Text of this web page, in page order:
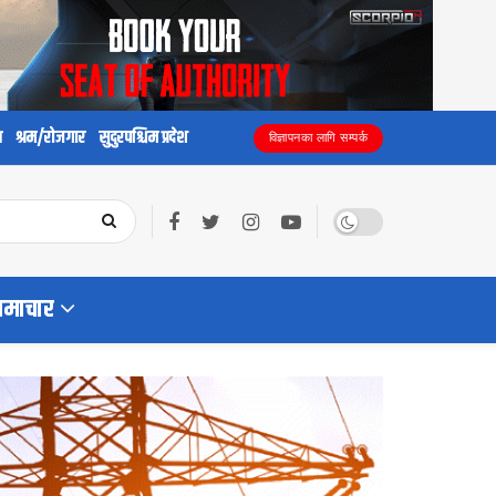
श्रम/रोजगार सुदुरपश्चिम प्रदेश विज्ञापनका लागि सम्पर्क